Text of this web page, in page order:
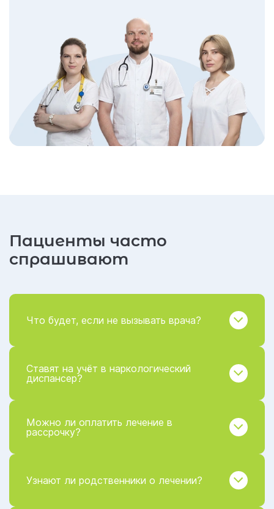
Пациенты часто
спрашивают
Что будет, если не вызывать врача?
Ставят на учёт в наркологический
диспансер?
Можно ли оплатить лечение в
рассрочку?
Узнают ли родственники о лечении?